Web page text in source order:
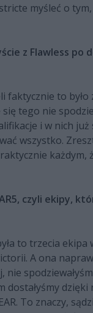
myśleć o
z Flawless po
faktycznie to było
tego nie
i w nich już
wszystko.
każdym,
czyli ekipy,
to trzecia ekipa
A ona
nie
dostałyśmy dzięki
To znaczy,